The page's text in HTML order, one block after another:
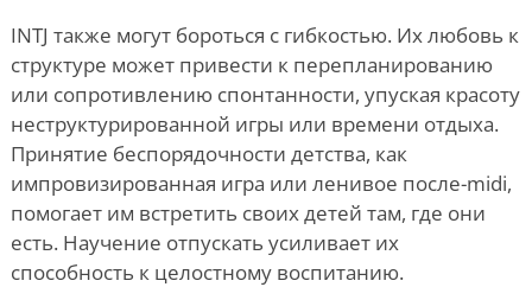
INTJ также могут бороться с гибкостью. Их любовь к
структуре может привести к перепланированию
или сопротивлению спонтанности, упуская красоту
неструктурированной игры или времени отдыха.
Принятие беспорядочности детства, как
импровизированная игра или ленивое после-midi,
помогает им встретить своих детей там, где они
есть. Научение отпускать усиливает их
способность к целостному воспитанию.